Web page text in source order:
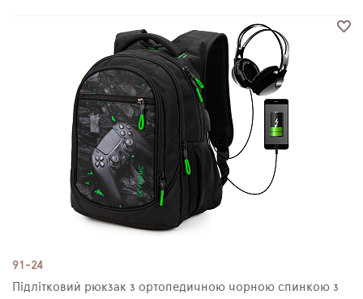
91-24
Підлітковий рюкзак з ортопедичною чорною спинкою з